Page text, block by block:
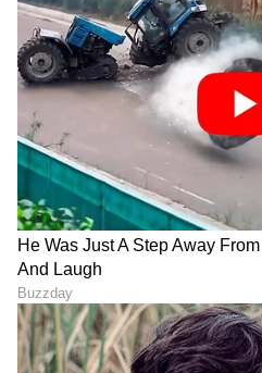
ಫ್ರಿ ಬಸ್ ಸ್ಮಾರ್ಟ್‌ಕಾರ್ಡ್‌
ವಿತರಣೆಗೆ ಸಿದ್ಧವಾಯ್ತು ಹೊಸ
ಸೂತ್ರ: ಸಚಿವ ಬೈರತಿ ಸುರೇಶ್‌